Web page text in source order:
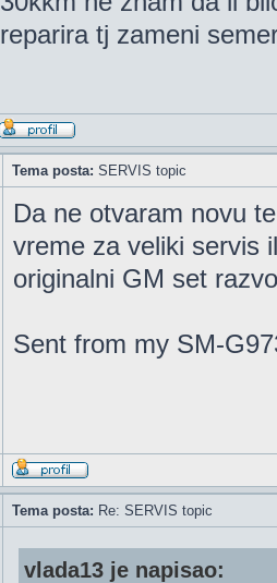
reparira tj zameni
Tema posta: SERVIS topic
Da ne otvaram novu
vreme za veliki servis
originalni GM set
Sent from my SM-
Tema posta: Re: SERVIS topic
vlada13 je napisao: